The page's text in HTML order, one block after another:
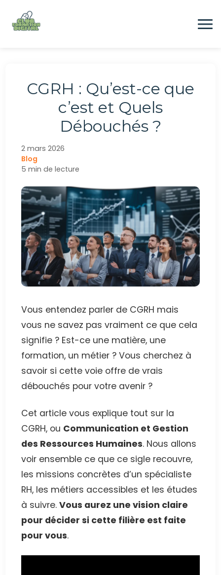
contenu
CGRH : Qu’est-ce que
c’est et Quels
Débouchés ?
2 mars 2026
Blog
5 min de lecture
Vous entendez parler de CGRH mais
vous ne savez pas vraiment ce que cela
signifie ? Est-ce une matière, une
formation, un métier ? Vous cherchez à
savoir si cette voie offre de vrais
débouchés pour votre avenir ?
Cet article vous explique tout sur la
CGRH, ou Communication et Gestion
des Ressources Humaines. Nous allons
voir ensemble ce que ce sigle recouvre,
les missions concrètes d’un spécialiste
RH, les métiers accessibles et les études
à suivre.Vous aurez une vision claire
pour décider si cette filière est faite
pour vous.